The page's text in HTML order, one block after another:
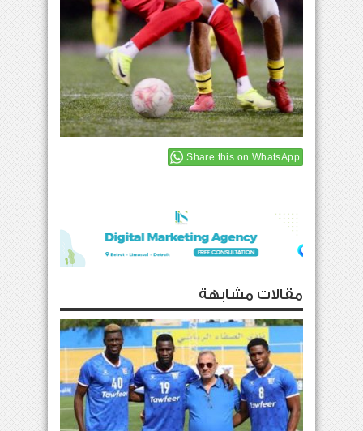
Share this on WhatsApp
مقالات مشابهة